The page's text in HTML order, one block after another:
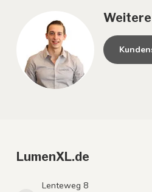
LumenXL.de
Lenteweg 8